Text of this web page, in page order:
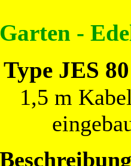
Garten -
Type JES
1,5 m